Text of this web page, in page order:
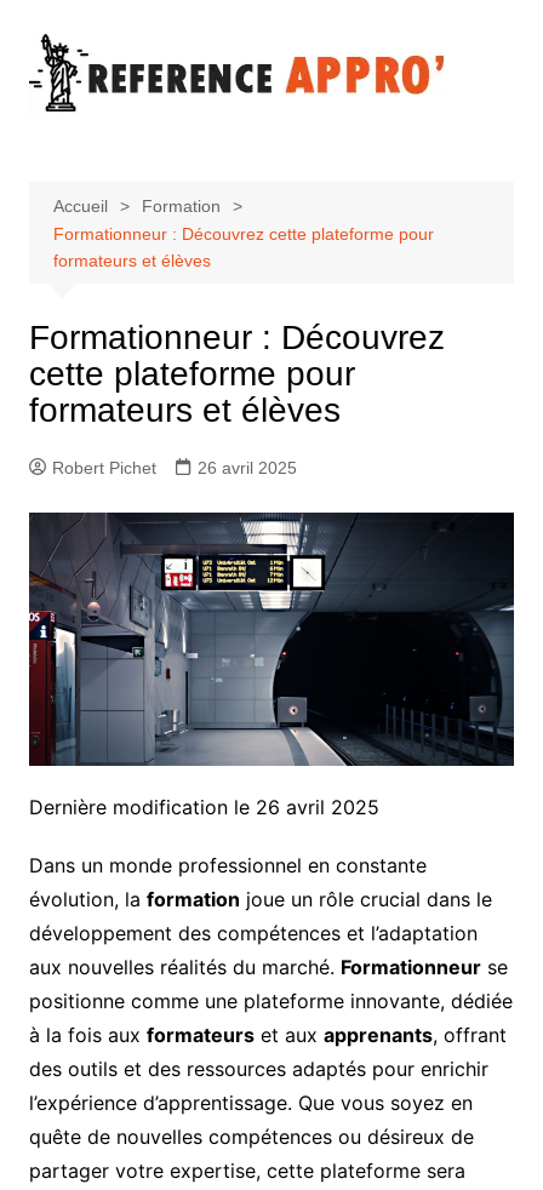
contenu
Accueil
Formation
Formationneur : Découvrez cette plateforme pour
formateurs et élèves
Formationneur : Découvrez
cette plateforme pour
formateurs et élèves
Robert Pichet 26 avril 2025
Dernière modification le 26 avril 2025
Dans un monde professionnel en constante
évolution, la formation joue un rôle crucial dans le
développement des compétences et l’adaptation
aux nouvelles réalités du marché. Formationneurse
positionne comme une plateforme innovante, dédiée
à la fois aux formateurset aux apprenants, offrant
des outils et des ressources adaptés pour enrichir
l’expérience d’apprentissage. Que vous soyez en
quête de nouvelles compétences ou désireux de
partager votre expertise, cette plateforme sera